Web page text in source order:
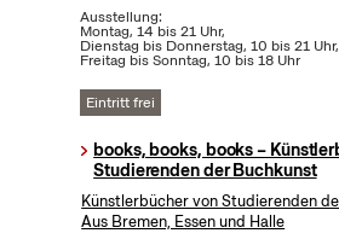
Ausstellung:
Montag, 14 bis 21 Uhr,
Dienstag bis Donnerstag, 10 bis 21 Uhr,
Freitag bis Sonntag, 10 bis 18 Uhr
Eintritt frei
books, books, books –
Studierenden der Buchkunst
Künstlerbücher von Studierenden
Aus Bremen, Essen und Halle